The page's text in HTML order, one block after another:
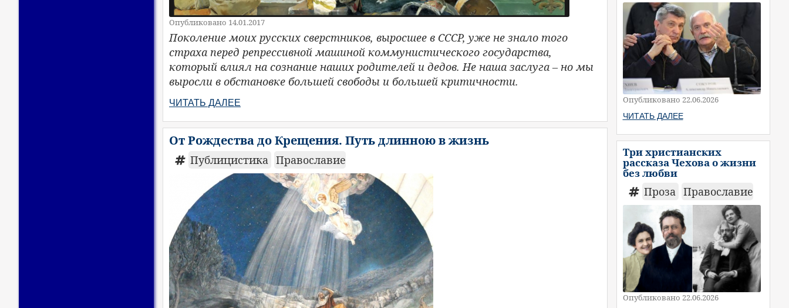
Опубликовано 14.01.2017
Поколение моих русских сверстников, выросшее в СССР, уже не знало того
страха перед репрессивной машиной коммунистического государства,
который влиял на сознание наших родителей и дедов. Не наша заслуга – но мы
выросли в обстановке большей свободы и большей критичности.
ЧИТАТЬ ДАЛЕЕ
От Рождества до Крещения. Путь длинною в жизнь
Публицистика Православие
Опубликовано 22.06.2026
ЧИТАТЬ ДАЛЕЕ
Три христианских
рассказа Чехова о жизни
без любви
Проза Православие
Опубликовано 22.06.2026